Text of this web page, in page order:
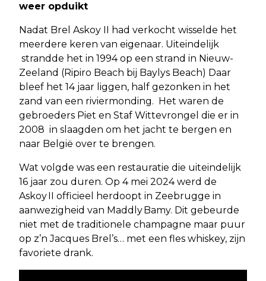
weer opduikt
Nadat Brel Askoy II had verkocht wisselde het
meerdere keren van eigenaar. Uiteindelijk
strandde het in 1994 op een strand in Nieuw-
Zeeland (Ripiro Beach bij Baylys Beach) Daar
bleef het 14 jaar liggen, half gezonken in het
zand van een riviermonding. Het waren de
gebroeders Piet en Staf Wittevrongel die er in
2008 in slaagden om het jacht te bergen en
naar België over te brengen.
Wat volgde was een restauratie die uiteindelijk
16 jaar zou duren. Op 4 mei 2024 werd de
Askoy II officieel herdoopt in Zeebrugge in
aanwezigheid van Maddly Bamy. Dit gebeurde
niet met de traditionele champagne maar puur
op z’n Jacques Brel’s… met een fles whiskey, zijn
favoriete drank.